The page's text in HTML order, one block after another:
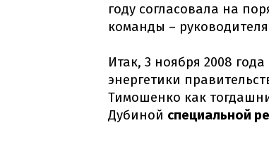
году согласовала на
команды –
Итак, 3 ноября 2008
энергетики
Тимошенко как
Дубиной специальной